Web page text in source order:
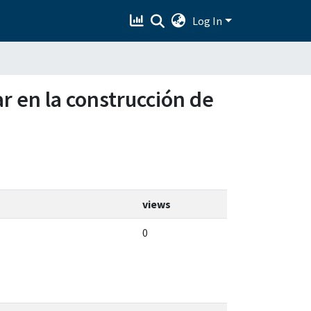
Log In
en la construcción de
views
0